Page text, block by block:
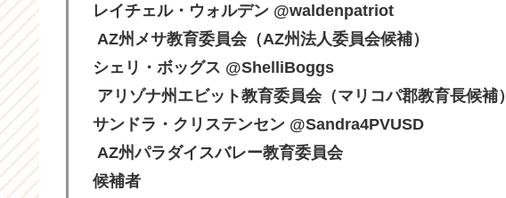
レイチェル・ウォルデン @waldenpatriot
AZ州メサ教育委員会（AZ州法人委員会候補）
シェリ・ボッグス @ShelliBoggs
アリゾナ州エビット教育委員会（マリコパ郡教育長候補）
サンドラ・クリステンセン @Sandra4PVUSD
AZ州パラダイスバレー教育委員会
候補者